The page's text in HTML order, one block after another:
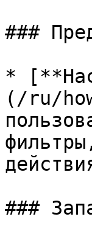
###
*
(/ru/
###